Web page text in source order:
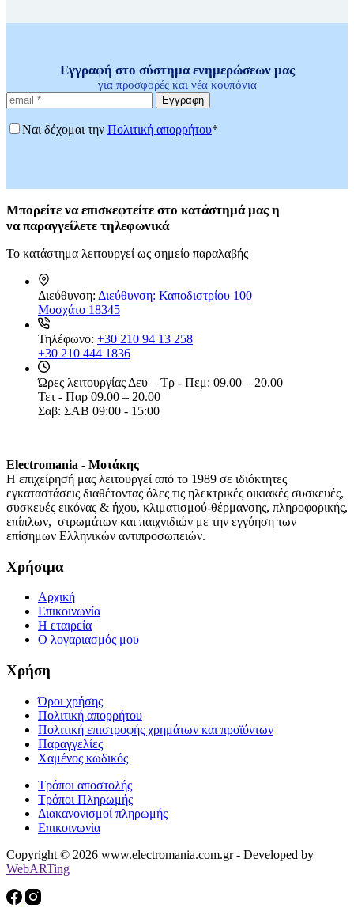
Εγγραφή στο σύστημα ενημερώσεων μας
για προσφορές και νέα κουπόνια
Εγγραφή
Ναι δέχομαι την Πολιτική απορρήτου*
Μπορείτε να επισκεφτείτε στο κατάστημά μας η
ναπαραγγείλετε τηλεφωνικά
Το κατάστημα λειτουργεί ως σημείο παραλαβής
Διεύθυνση: Διεύθυνση: Καποδιστρίου 100
Μοσχάτο 18345
Τηλέφωνο: +30 210 94 13 258
+30 210 444 1836
Ώρες λειτουργίας Δευ – Τρ - Πεμ: 09.00 – 20.00
Τετ - Παρ 09.00 – 20.00
Σαβ: ΣΑΒ 09:00 - 15:00
Electromania - Μοτάκης
H επιχείρησή μας λειτουργεί από το 1989 σε ιδιόκτητες
εγκαταστάσεις διαθέτοντας όλες τις ηλεκτρικές οικιακές συσκευές,
συσκευές εικόνας & ήχου, κλιματισμού-θέρμανσης, πληροφορικής,
επίπλων, στρωμάτων και παιχνιδιών με την εγγύηση των
επίσημων Ελληνικών αντιπροσωπειών.
Χρήσιμα
Αρχική
Επικοινωνία
Η εταιρεία
Ο λογαριασμός μου
Χρήση
Όροι χρήσης
Πολιτική απορρήτου
Πολιτική επιστροφής χρημάτων και προϊόντων
Παραγγελίες
Χαμένος κωδικός
Τρόποι αποστολής
Τρόποι Πληρωμής
Διακανονισμοί πληρωμής
Επικοινωνία
Copyright © 2026 www.electromania.com.gr - Developed by
WebARTing